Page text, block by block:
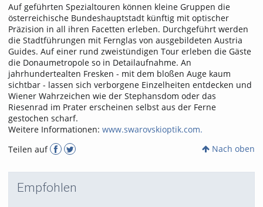
Auf geführten Spezialtouren können kleine Gruppen die
österreichische Bundeshauptstadt künftig mit optischer
Präzision in all ihren Facetten erleben. Durchgeführt werden
die Stadtführungen mit Fernglas von ausgebildeten Austria
Guides. Auf einer rund zweistündigen Tour erleben die Gäste
die Donaumetropole so in Detailaufnahme. An
jahrhundertealten Fresken - mit dem bloßen Auge kaum
sichtbar - lassen sich verborgene Einzelheiten entdecken und
Wiener Wahrzeichen wie der Stephansdom oder das
Riesenrad im Prater erscheinen selbst aus der Ferne
gestochen scharf.
Weitere Informationen: www.swarovskioptik.com.
Teilen auf
Nach oben
Empfohlen